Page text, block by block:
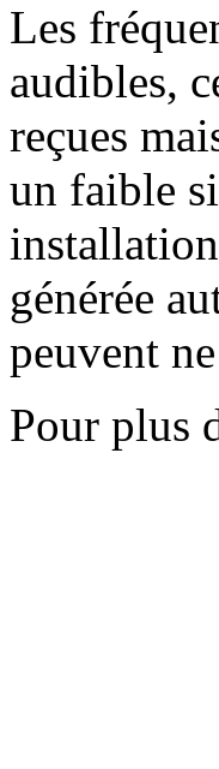
Les
audibles,
reçues
un faible
générée
peuvent
Pour plus